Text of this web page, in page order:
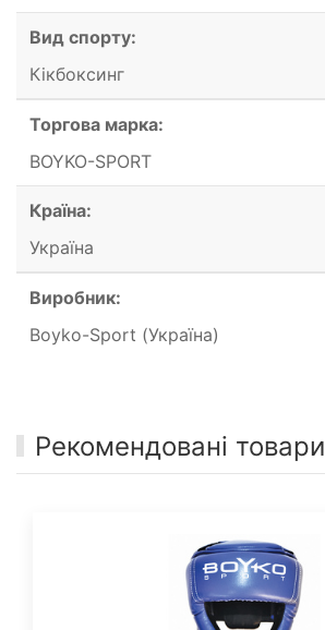
Вид спорту:
Кікбоксинг
Торгова марка:
BOYKO-SPORT
Країна:
Україна
Виробник:
Boyko-Sport (Україна)
Рекомендовані товари